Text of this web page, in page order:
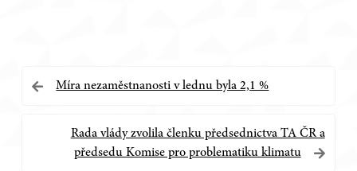
Navigace
příspěvek
Míra nezaměstnanosti v lednu byla 2,1 %
Rada vlády zvolila členku předsednictva TA ČR a
předsedu Komise pro problematiku klimatu